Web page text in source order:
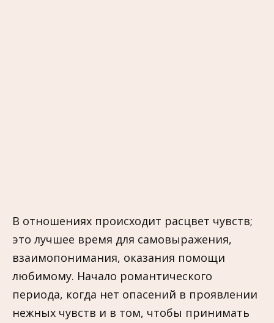
В отношениях происходит расцвет чувств;
это лучшее время для самовыражения,
взаимопонимания, оказания помощи
любимому. Начало романтического
периода, когда нет опасений в проявлении
нежных чувств и в том, чтобы принимать